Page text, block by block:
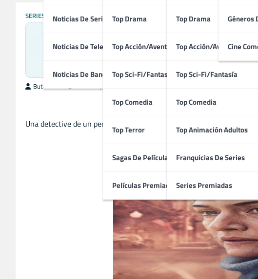
Noticias De Series
Noticias De Televisión
Noticias De Bandas Sonoras
Top Drama
Top Acción/Aventura
Top Sci-Fi/Fantasía
Top Comedia
Top Terror
Sagas De Películas
Películas Premiadas
Top Drama
Top Acción/Aventura
Top Sci-Fi/Fantasía
Top Comedia
Top Animación Adultos
Franquicias De Series
Series Premiadas
Géneros
Cine
SERIES
Producción Británica /
ButacaMax
Una detective de un pequeño pueblo de Pensilvania investiga un